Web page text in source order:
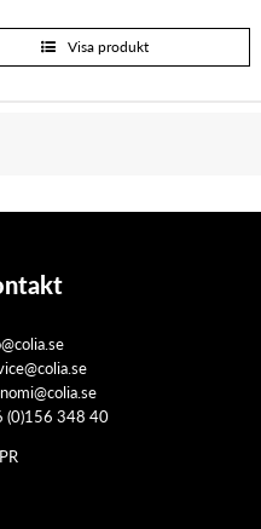
Visa produkt
(0)156 348 40